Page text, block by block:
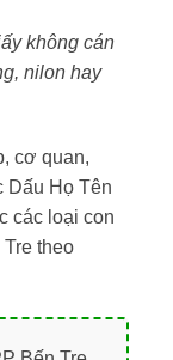
không cán
nilon hay
cơ quan,
Dấu Họ Tên
các loại con
theo